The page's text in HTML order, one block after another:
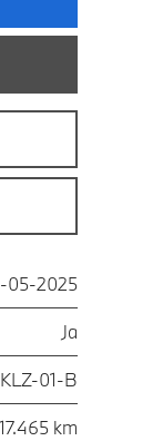
05-2025
Ja
KLZ-01-B
17.465 km